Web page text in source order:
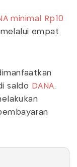
minimal Rp10
empat
saldo
DANA.